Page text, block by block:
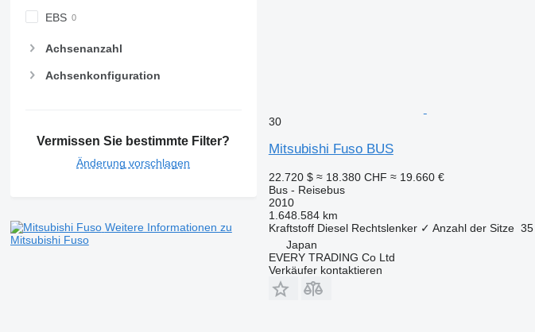
EBS
Achsenanzahl
Achsenkonfiguration
Vermissen Sie bestimmte Filter?
Änderung vorschlagen
Weitere Informationen zu
Mitsubishi Fuso
30
Mitsubishi Fuso BUS
22.720 $ ≈ 18.380 CHF ≈ 19.660 €
Bus - Reisebus
2010
1.648.584 km
Kraftstoff Diesel Rechtslenker ✓ Anzahl der Sitze 35
Japan
EVERY TRADING Co Ltd
Verkäufer kontaktieren